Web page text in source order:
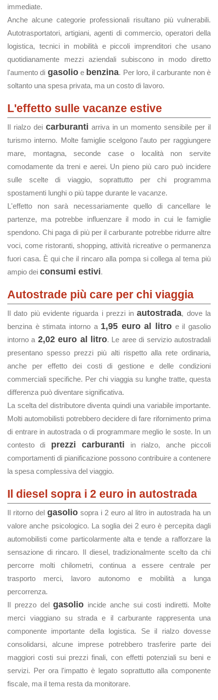
immediate.
Anche alcune categorie professionali risultano più vulnerabili.
Autotrasportatori, artigiani, agenti di commercio, operatori della
logistica, tecnici in mobilità e piccoli imprenditori che usano
quotidianamente mezzi aziendali subiscono in modo diretto
l'aumento di gasolioe benzina. Per loro, il carburante non è
soltanto una spesa privata, ma un costo di lavoro.
L'effetto sulle vacanze estive
Il rialzo dei carburanti arriva in un momento sensibile per il
turismo interno. Molte famiglie scelgono l'auto per raggiungere
mare, montagna, seconde case o località non servite
comodamente da treni e aerei. Un pieno più caro può incidere
sulle scelte di viaggio, soprattutto per chi programma
spostamenti lunghi o più tappe durante le vacanze.
L'effetto non sarà necessariamente quello di cancellare le
partenze, ma potrebbe influenzare il modo in cui le famiglie
spendono. Chi paga di più per il carburante potrebbe ridurre altre
voci, come ristoranti, shopping, attività ricreative o permanenza
fuori casa. È qui che il rincaro alla pompa si collega al tema più
ampio dei consumi estivi.
Autostrade più care per chi viaggia
Il dato più evidente riguarda i prezzi inautostrada, dove la
benzina è stimata intorno a 1,95 euro al litro e il gasolio
intorno a 2,02 euro al litro. Le aree di servizio autostradali
presentano spesso prezzi più alti rispetto alla rete ordinaria,
anche per effetto dei costi di gestione e delle condizioni
commerciali specifiche. Per chi viaggia su lunghe tratte, questa
differenza può diventare significativa.
La scelta del distributore diventa quindi una variabile importante.
Molti automobilisti potrebbero decidere di fare rifornimento prima
di entrare in autostrada o di programmare meglio le soste. In un
contesto di prezzi carburanti in rialzo, anche piccoli
comportamenti di pianificazione possono contribuire a contenere
la spesa complessiva del viaggio.
Il diesel sopra i 2 euro in autostrada
Il ritorno del gasolio sopra i 2 euro al litro in autostrada ha un
valore anche psicologico. La soglia dei 2 euro è percepita dagli
automobilisti come particolarmente alta e tende a rafforzare la
sensazione di rincaro. Il diesel, tradizionalmente scelto da chi
percorre molti chilometri, continua a essere centrale per
trasporto merci, lavoro autonomo e mobilità a lunga
percorrenza.
Il prezzo delgasolio incide anche sui costi indiretti. Molte
merci viaggiano su strada e il carburante rappresenta una
componente importante della logistica. Se il rialzo dovesse
consolidarsi, alcune imprese potrebbero trasferire parte dei
maggiori costi sui prezzi finali, con effetti potenziali su beni e
servizi. Per ora l'impatto è legato soprattutto alla componente
fiscale, ma il tema resta da monitorare.